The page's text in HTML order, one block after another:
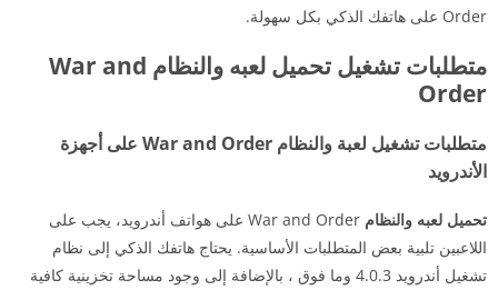
Order على هاتفك الذكي بكل سهولة.
متطلبات تشغيل تحميل لعبه والنظام War and
Order
متطلبات تشغيل لعبة والنظام War and Order على أجهزة
الأندرويد
تحميل لعبه والنظام
War and Order على هواتف أندرويد، يجب على
اللاعبين تلبية بعض المتطلبات الأساسية. يحتاج هاتفك الذكي إلى نظام
تشغيل أندرويد 4.0.3 وما فوق ، بالإضافة إلى وجود مساحة تخزينية كافية